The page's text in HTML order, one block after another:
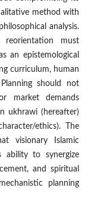
method with
analysis.
reorientation must
an epistemological
curriculum, human
should not
market demands
ukhrawi (hereafter)
ethics). The
visionary Islamic
ability to synergize
and spiritual
planning